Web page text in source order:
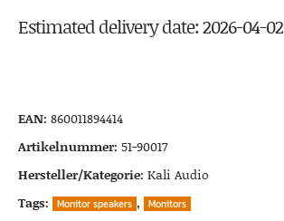
Estimated delivery date: 2026-04-02
EAN: 860011894414
Artikelnummer: 51-90017
Hersteller/Kategorie: Kali Audio
Tags:
Monitor speakers , Monitors